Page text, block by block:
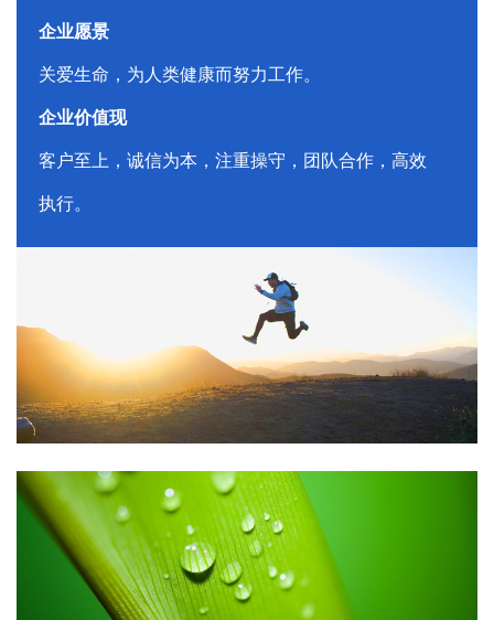
企业愿景
关爱生命，为人类健康而努力工作。
企业价值现
客户至上，诚信为本，注重操守，团队合作，高效
执行。